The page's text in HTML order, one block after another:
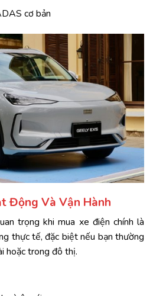
cơ bản
Động Và Vận Hành
trọng khi mua xe điện chính là
thực tế, đặc biệt nếu bạn thường
hoặc trong đô thị.